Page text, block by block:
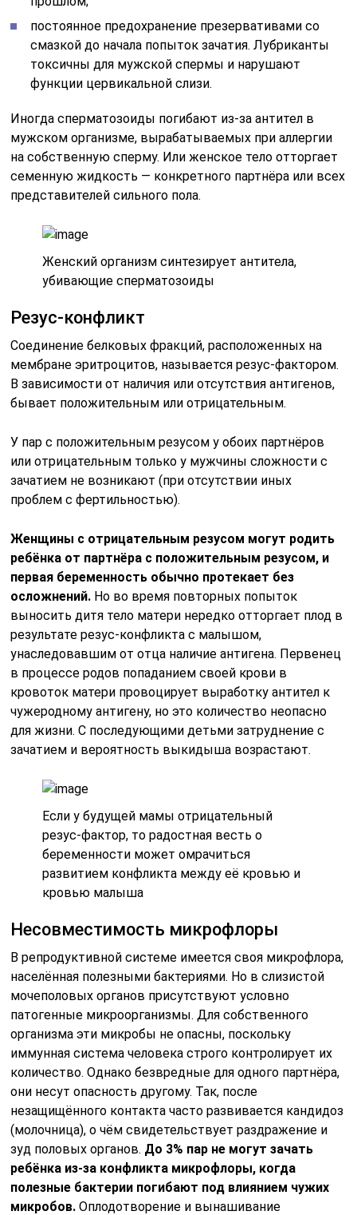
постоянное предохранение презервативами со
смазкой до начала попыток зачатия. Лубриканты
токсичны для мужской спермы и нарушают
функции цервикальной слизи.
Иногда сперматозоиды погибают из-за антител в
мужском организме, вырабатываемых при аллергии
на собственную сперму. Или женское тело отторгает
семенную жидкость — конкретного партнёра или всех
представителей сильного пола.
Женский организм синтезирует антитела,
убивающие сперматозоиды
Резус-конфликт
Соединение белковых фракций, расположенных на
мембране эритроцитов, называется резус-фактором.
В зависимости от наличия или отсутствия антигенов,
бывает положительным или отрицательным.
У пар с положительным резусом у обоих партнёров
или отрицательным только у мужчины сложности с
зачатием не возникают (при отсутствии иных
проблем с фертильностью).
Женщины с отрицательным резусом могут родить
ребёнка от партнёра с положительным резусом, и
первая беременность обычно протекает без
осложнений. Но во время повторных попыток
выносить дитя тело матери нередко отторгает плод в
результате резус-конфликта с малышом,
унаследовавшим от отца наличие антигена. Первенец
в процессе родов попаданием своей крови в
кровоток матери провоцирует выработку антител к
чужеродному антигену, но это количество неопасно
для жизни. С последующими детьми затруднение с
зачатием и вероятность выкидыша возрастают.
Если у будущей мамы отрицательный
резус-фактор, то радостная весть о
беременности может омрачиться
развитием конфликта между её кровью и
кровью малыша
Несовместимость микрофлоры
В репродуктивной системе имеется своя микрофлора,
населённая полезными бактериями. Но в слизистой
мочеполовых органов присутствуют условно
патогенные микроорганизмы. Для собственного
организма эти микробы не опасны, поскольку
иммунная система человека строго контролирует их
количество. Однако безвредные для одного партнёра,
они несут опасность другому. Так, после
незащищённого контакта часто развивается кандидоз
(молочница), о чём свидетельствует раздражение и
зуд половых органов. До 3% пар не могут зачать
ребёнка из-за конфликта микрофлоры, когда
полезные бактерии погибают под влиянием чужих
микробов. Оплодотворение и вынашивание